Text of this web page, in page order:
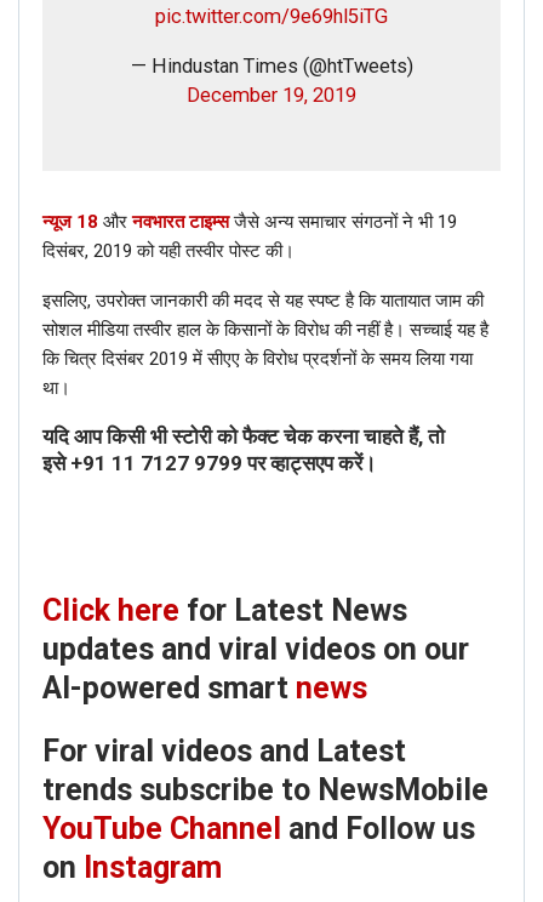
pic.twitter.com/9e69hl5iTG
— Hindustan Times (@htTweets)
December 19, 2019
न्यूज 18 औरनवभारत टाइम्सजैसे अन्य समाचार संगठनों ने भी 19
दिसंबर, 2019 को यही तस्वीर पोस्ट की।
इसलिए, उपरोक्त जानकारी की मदद से यह स्पष्ट है कि यातायात जाम की
सोशल मीडिया तस्वीर हाल के किसानों के विरोध की नहीं है। सच्चाई यह है
कि चित्र दिसंबर 2019 में सीएए के विरोध प्रदर्शनों के समय लिया गया
था।
यदि आप किसी भी स्टोरी को फैक्ट चेक करना चाहते हैं, तो
इसे+91 11 7127 9799पर व्हाट्सएप करें।
Click here for Latest News
updates and viral videos on our
AI-powered smart news
For viral videos and Latest
trends subscribe to NewsMobile
YouTube Channel and Follow us
on Instagram